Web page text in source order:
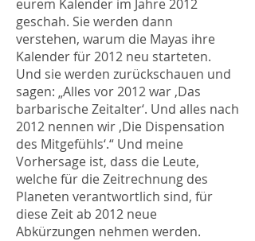
eurem Kalender im Jahre 2012
geschah. Sie werden dann
verstehen, warum die Mayas ihre
Kalender für 2012 neu starteten.
Und sie werden zurückschauen und
sagen: „Alles vor 2012 war ‚Das
barbarische Zeitalter‘. Und alles nach
2012 nennen wir ‚Die Dispensation
des Mitgefühls‘.“ Und meine
Vorhersage ist, dass die Leute,
welche für die Zeitrechnung des
Planeten verantwortlich sind, für
diese Zeit ab 2012 neue
Abkürzungen nehmen werden.